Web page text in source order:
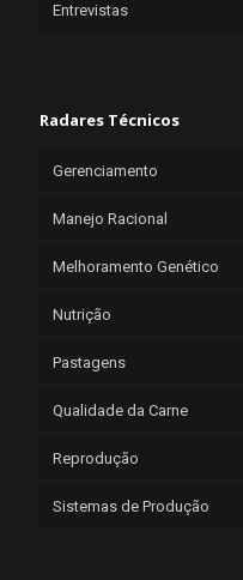
Entrevistas
Radares Técnicos
Gerenciamento
Manejo Racional
Melhoramento Genético
Nutrição
Pastagens
Qualidade da Carne
Reprodução
Sistemas de Produção